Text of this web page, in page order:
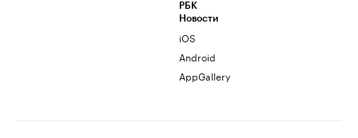
РБК
Новости
iOS
Android
AppGallery